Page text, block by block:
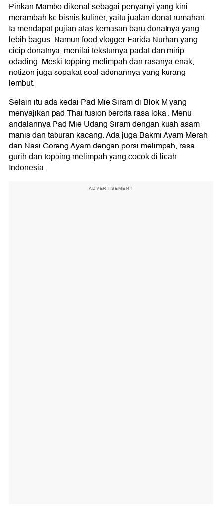
Pinkan Mambo dikenal sebagai penyanyi yang kini
merambah ke bisnis kuliner, yaitu jualan donat rumahan.
Ia mendapat pujian atas kemasan baru donatnya yang
lebih bagus. Namun food vlogger Farida Nurhan yang
cicip donatnya, menilai teksturnya padat dan mirip
odading. Meski topping melimpah dan rasanya enak,
netizen juga sepakat soal adonannya yang kurang
lembut.
Selain itu ada kedai Pad Mie Siram di Blok M yang
menyajikan pad Thai fusion bercita rasa lokal. Menu
andalannya Pad Mie Udang Siram dengan kuah asam
manis dan taburan kacang. Ada juga Bakmi Ayam Merah
dan Nasi Goreng Ayam dengan porsi melimpah, rasa
gurih dan topping melimpah yang cocok di lidah
Indonesia.
ADVERTISEMENT